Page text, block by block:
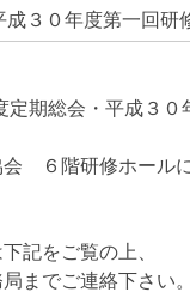
３０年度第一回研
期総会・平成３０
会 ６階研修ホール
記をご覧の上、
までご連絡下さい。